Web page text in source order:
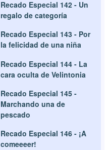
Recado Especial 142 - Un
regalo de categoría
Recado Especial 143 - Por
la felicidad de una niña
Recado Especial 144 - La
cara oculta de Velintonia
Recado Especial 145 -
Marchando una de
pescado
Recado Especial 146 - ¡A
comeeeer!